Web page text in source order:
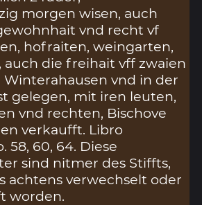
morgen wisen, auch
vnd recht vf
hofraiten, weingarten,
auch die freihait vff zwaien
Winterahausen vnd in der
gelegen, mit iren leuten,
vnd rechten, Bischove
verkaufft. Libro
58, 60, 64. Diese
sind nitmer des Stiffts,
achtens verwechselt oder
worden.